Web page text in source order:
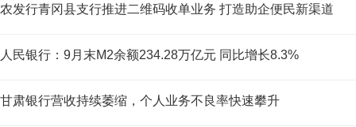
农发行青冈县支行推进二维码收单业务 打造助企便民新渠道
人民银行：9月末M2余额234.28万亿元 同比增长8.3%
甘肃银行营收持续萎缩，个人业务不良率快速攀升